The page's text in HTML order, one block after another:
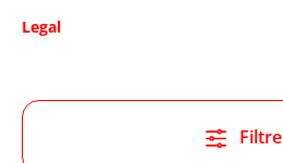
Legal
Filtre